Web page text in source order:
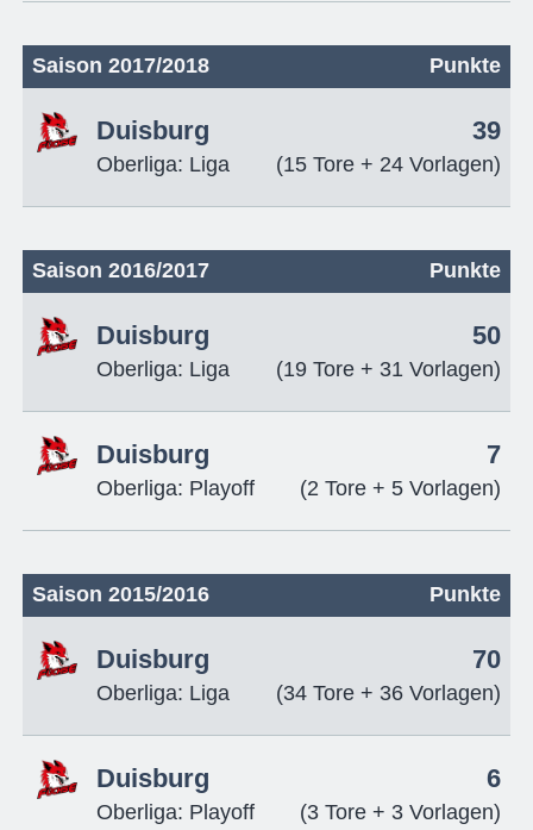
Saison 2017/2018 Punkte
Duisburg
Oberliga: Liga
39
(15 Tore + 24 Vorlagen)
Saison 2016/2017 Punkte
Duisburg
Oberliga: Liga
50
(19 Tore + 31 Vorlagen)
Duisburg
Oberliga: Playoff
7
(2 Tore + 5 Vorlagen)
Saison 2015/2016 Punkte
Duisburg
Oberliga: Liga
70
(34 Tore + 36 Vorlagen)
Duisburg
Oberliga: Playoff
6
(3 Tore + 3 Vorlagen)